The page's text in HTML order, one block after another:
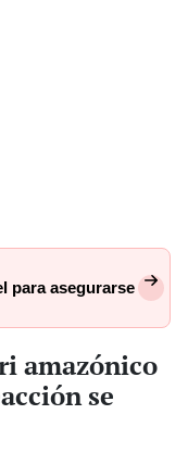
para asegurarse
amazónico
se